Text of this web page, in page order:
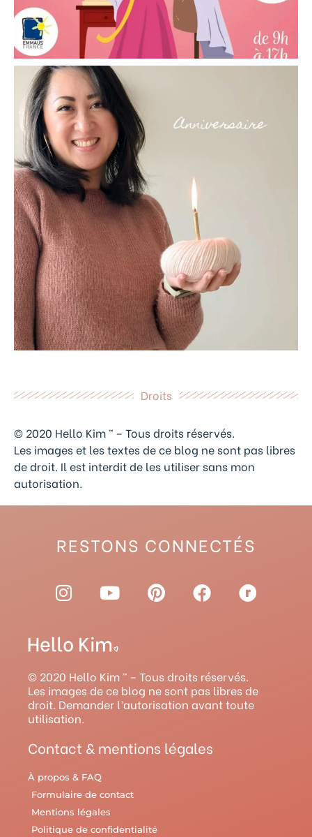
Droits
© 2020 Hello Kim ™ – Tous droits réservés.
Les images et les textes de ce blog ne sont pas libres
de droit. Il est interdit de les utiliser sans mon
autorisation.
RESTONS CONNECTÉS
I
n
t
a
g
r
a
m
Y
o
t
u
b
e
P
i
r
e
s
F
a
o
o
k
R
a
y
© 2020 Hello Kim ™ – Tous droits réservés.
Les images de ce blog ne sont pas libres de
droit. Demander l’autorisation avant toute
utilisation.
Contact & mentions légales
À propos & FAQ
Formulaire de contact
Mentions légales
Politique de confidentialité